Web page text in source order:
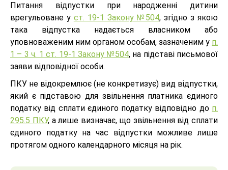
Питання відпустки при народженні дитини
врегульоване у ст. 19-1 Закону №504, згідно з якою
така відпустка надається власником або
уповноваженим ним органом особам, зазначеним у п.
1 – 3 ч. 1 ст. 19-1 Закону №504, на підставі письмової
заяви відповідної особи.
ПКУ не відокремлює (не конкретизує) вид відпустки,
який є підставою для звільнення платника єдиного
податку від сплати єдиного податку відповідно до п.
295.5 ПКУ, а лише визначає, що звільнення від сплати
єдиного податку на час відпустки можливе лише
протягом одного календарного місяця на рік.